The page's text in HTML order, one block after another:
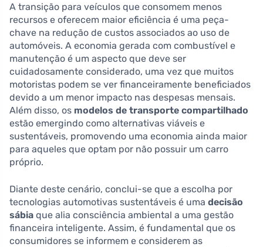
A transição para veículos que consomem menos
recursos e oferecem maior eficiência é uma peça-
chave na redução de custos associados ao uso de
automóveis. A economia gerada com combustível e
manutenção é um aspecto que deve ser
cuidadosamente considerado, uma vez que muitos
motoristas podem se ver financeiramente beneficiados
devido a um menor impacto nas despesas mensais.
Além disso, os modelos de transporte compartilhado
estão emergindo como alternativas viáveis e
sustentáveis, promovendo uma economia ainda maior
para aqueles que optam por não possuir um carro
próprio.
Diante deste cenário, conclui-se que a escolha por
tecnologias automotivas sustentáveis é uma decisão
sábia que alia consciência ambiental a uma gestão
financeira inteligente. Assim, é fundamental que os
consumidores se informem e considerem as